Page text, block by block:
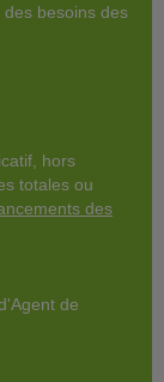
besoins des
hors
totales ou
des
de